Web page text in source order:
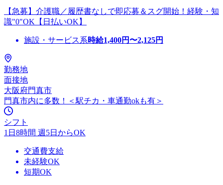
【急募】介護職／履歴書なしで即応募＆スグ開始！経験・知
識"0"OK【日払いOK】
施設・サービス系時給1,400円〜2,125円
勤務地
面接地
大阪府門真市
門真市内に多数！＜駅チカ・車通勤okも有＞
シフト
1日8時間 週5日からOK
交通費支給
未経験OK
短期OK